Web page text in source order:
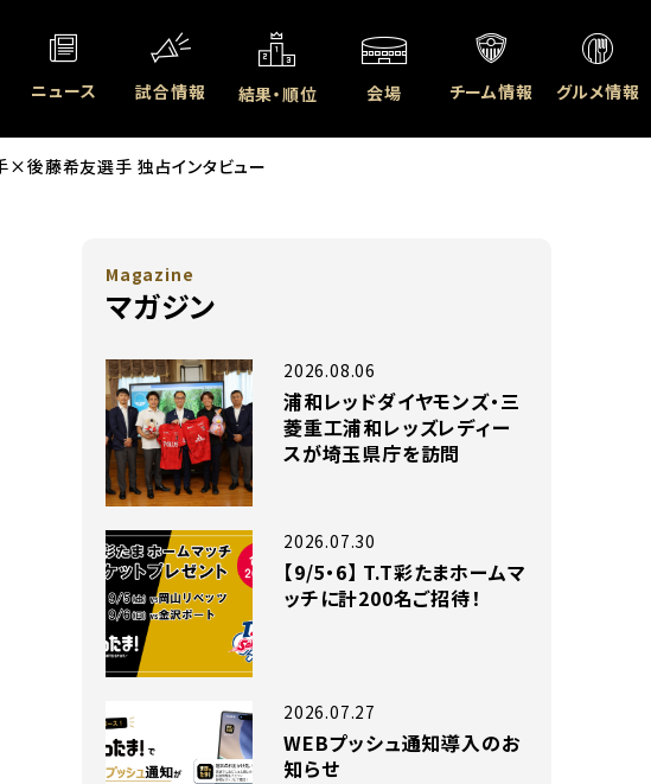
ニュース 試合情報 結果・順位 会場 チーム情報 グルメ情報
×後藤希友選手 独占インタビュー
Magazine
マガジン
浦和レッドダイヤモンズ・三
菱重工浦和レッズレディー
スが埼玉県庁を訪問
2026.08.06
【9/5・6】 T.T彩たまホームマ
ッチに計200名ご招待！
2026.07.30
WEBプッシュ通知導入のお
知らせ
2026.07.27